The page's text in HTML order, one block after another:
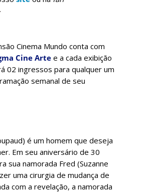
.
Cinema Mundo conta com
Cine Arte e a cada exibição
02 ingressos para qualquer um
semanal de seu
é um homem que deseja
Em seu aniversário de 30
sua namorada Fred (Suzanne
uma cirurgia de mudança de
com a revelação, a namorada